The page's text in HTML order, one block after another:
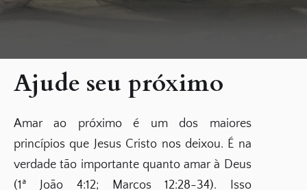
Ajude seu próximo
Amar ao próximo é um dos maiores
princípios que Jesus Cristo nos deixou. É na
verdade tão importante quanto amar à Deus
(1ª João 4:12; Marcos 12:28-34). Isso